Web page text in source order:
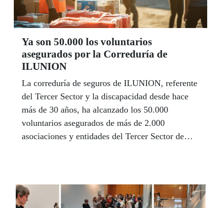
Ya son 50.000 los voluntarios
asegurados por la Correduría de
ILUNION
La correduría de seguros de ILUNION, referente
del Tercer Sector y la discapacidad desde hace
más de 30 años, ha alcanzado los 50.000
voluntarios asegurados de más de 2.000
asociaciones y entidades del Tercer Sector de